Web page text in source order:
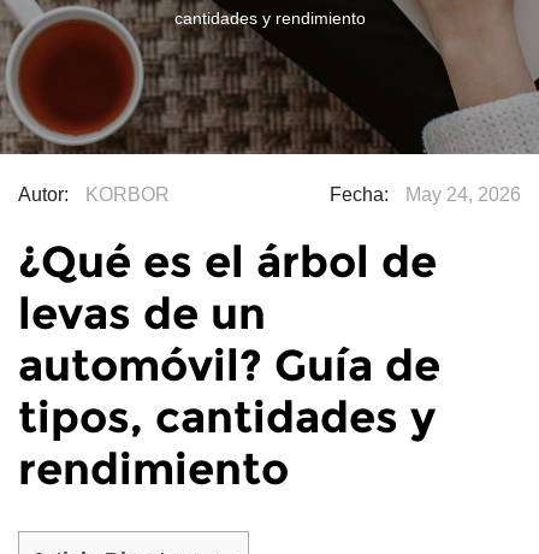
cantidades y rendimiento
Autor: KORBOR Fecha: May 24, 2026
¿Qué es el árbol de
levas de un
automóvil? Guía de
tipos, cantidades y
rendimiento